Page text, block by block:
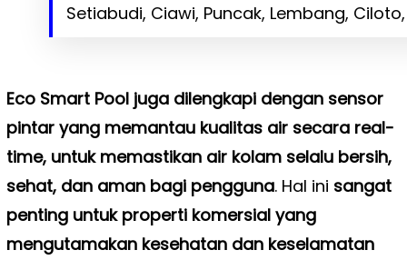
Setiabudi, Ciawi, Puncak, Lembang,
Eco Smart Pool juga dilengkapi dengan sensor
pintar yang memantau kualitas air secara real-
time, untuk memastikan air kolam selalu bersih,
sehat, dan aman bagi pengguna. Hal ini sangat
penting untuk properti komersial yang
mengutamakan kesehatan dan keselamatan